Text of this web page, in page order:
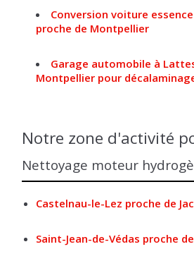
Conversion voiture
proche de Montpellier
Garage automobile à
Montpellier pour
Notre zone d'activité
Nettoyage moteur
Castelnau-le-Lez proche de
Saint-Jean-de-Védas proche